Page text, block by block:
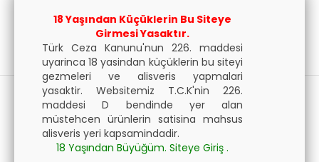
Gizli Kargo Taksit İmkanı
Bu Ürünle Birlikte İndirimli Alabileceğiniz Ürünler
18 Yaşından Küçüklerin Bu Siteye
Girmesi Yasaktır.
Türk Ceza Kanunu'nun 226. maddesi
uyarinca 18 yasindan küçüklerin bu siteyi
gezmeleri ve alisveris yapmalari
yasaktir. Websitemiz T.C.K'nin 226.
maddesi D bendinde yer alan
müstehcen ürünlerin satisina mahsus
alisveris yeri kapsamindadir.
18 Yaşından Büyüğüm. Siteye Giriş .